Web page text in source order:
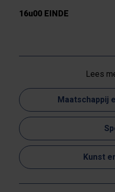
16u00 EINDE
Lees
Maatschappij
Kunst